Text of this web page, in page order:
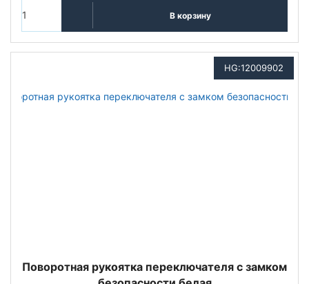
В корзину
HG:12009902
Поворотная рукоятка переключателя с замком